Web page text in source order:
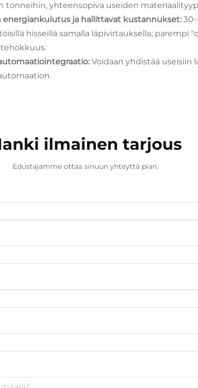
tonneihin, yhteensopiva useiden
energiankulutus ja hallittavat kustannukset:
hisseillä samalla läpivirtauksella; parempi
Voidaan yhdistää
ilmainen tarjous
Edustajamme ottaa sinuun yhteyttä pian.